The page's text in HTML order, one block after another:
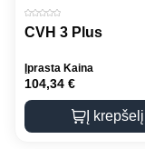
CVH 3 Plus
Įprasta Kaina
104,34 €
Į krepšelį